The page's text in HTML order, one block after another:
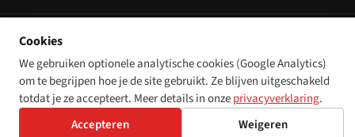
© 2026 Disability World. Alle rechten voorbehouden.
Taal:
Deutsch Español Italiano Български 简体中文 Français
Nederlands
SvenskaDanskSuomi
Cookies
We gebruiken optionele analytische cookies (Google Analytics)
om te begrijpen hoe je de site gebruikt. Ze blijven uitgeschakeld
totdat je ze accepteert. Meer details in onzeprivacyverklaring.
Accepteren
Weigeren